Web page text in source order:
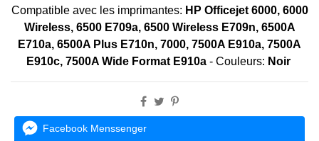
Compatible avec les imprimantes: HP Officejet 6000, 6000
Wireless, 6500 E709a, 6500 Wireless E709n, 6500A
E710a, 6500A Plus E710n, 7000, 7500A E910a, 7500A
E910c, 7500A Wide Format E910a- Couleurs: Noir
Facebook Menssenger